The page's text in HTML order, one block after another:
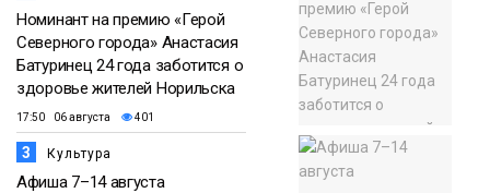
Номинант на премию «Герой
Северного города» Анастасия
Батуринец 24 года заботится о
здоровье жителей Норильска
17:50 06 августа 401
3 Культура
Афиша 7–14 августа